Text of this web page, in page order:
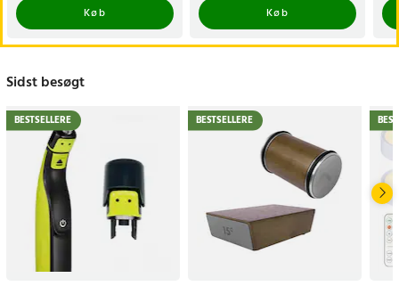
Køb
Køb
Sidst besøgt
BESTSELLERE BESTSELLERE